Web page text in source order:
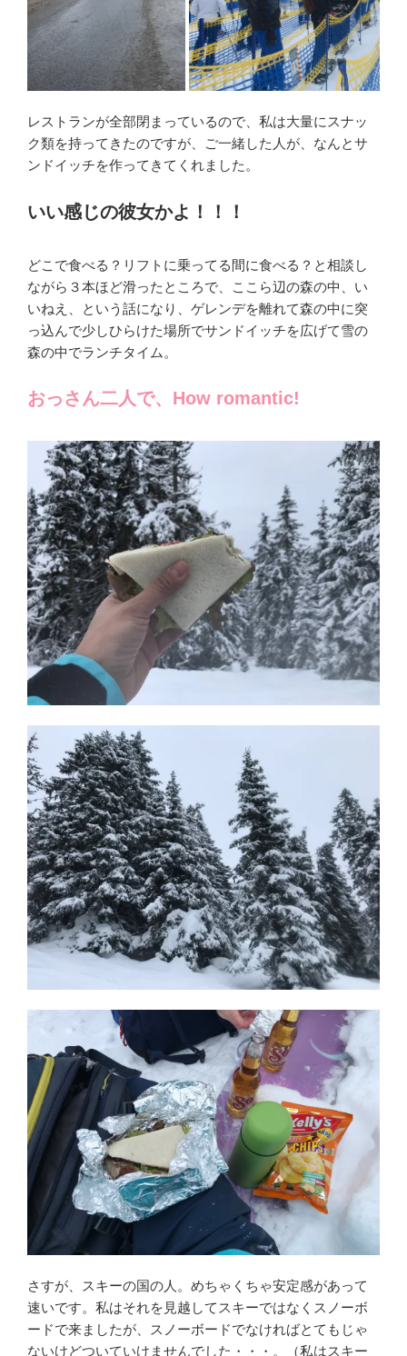
レストランが全部閉まっているので、私は大量にスナッ
ク類を持ってきたのですが、ご一緒した人が、なんとサ
ンドイッチを作ってきてくれました。
いい感じの彼女かよ！！！
どこで食べる？リフトに乗ってる間に食べる？と相談し
ながら３本ほど滑ったところで、ここら辺の森の中、い
いねえ、という話になり、ゲレンデを離れて森の中に突
っ込んで少しひらけた場所でサンドイッチを広げて雪の
森の中でランチタイム。
おっさん二人で、How romantic!
さすが、スキーの国の人。めちゃくちゃ安定感があって
速いです。私はそれを見越してスキーではなくスノーボ
ードで来ましたが、スノーボードでなければとてもじゃ
ないけどついていけませんでした・・・。（私はスキー